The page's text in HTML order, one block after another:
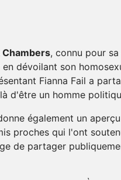
Chambers, connu pour
dévoilant son
Fianna Fail a
d'être un homme
également un
proches qui l'ont
de partager